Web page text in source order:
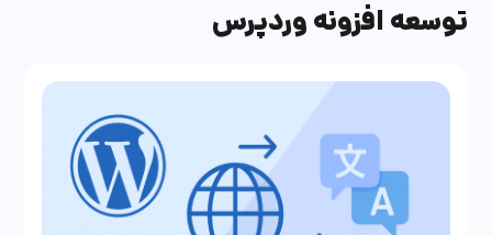
توسعه افزونه وردپرس